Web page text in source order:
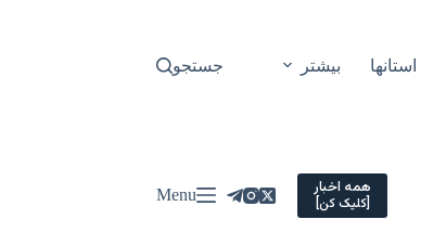
استانها بیشتر جستجو
همه اخبار
[کلیک کن] Menu